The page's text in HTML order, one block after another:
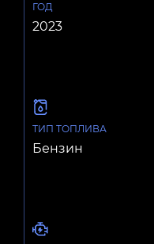
ГОД
2023
ТИП ТОПЛИВА
Бензин